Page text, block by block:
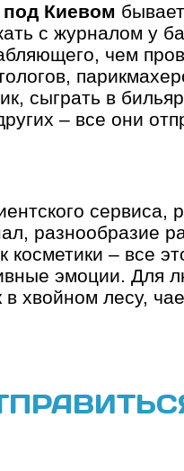
Киевом
с журналом у
чем
сыграть в
– все они
разнообразие
косметики – все
эмоции. Для
в хвойном лесу,